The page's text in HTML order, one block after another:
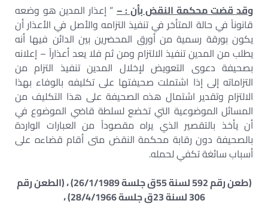
وقد قضت محكمة النقض بأن : –” إعذار المدين هو وضعه
قانوناً في حالة المتأخر في تنفيذ التزامه والأصل في الأعذار أن
يكون بورقة رسمية من أورق المحضرين بين الدائن فيها أنه
يطلب من المدين تنفيذ الالتزام ومن ثم فلا يعد أعذاراً – إعلانه
بصحيفة دعوى التعويض لإخلال المدين تنفيذ التزام من
التزاماته إلى إذا اشتملت صحيفتها على تكليفه بالوفاء بهذا
الالتزام وتقدير اشتمال هذه الصحيفة على هذا التكليف من
المسائل الموضوعية التي تخضع لسلطة قاضي الموضوع في
أن يأخذ بالتقصير الذي يراه مقصوداً من العبارات الواردة
بالصحيفة دون رقابة محكمة النقض متى أقام قضاءه على
أسباب سائغة تكفي لحمله.
(طعن رقم 592 لسنة 55ق جلسة 26/1/1989) ، (الطعن رقم
306 لسنة 23ق جلسة 28/4/1966) ،